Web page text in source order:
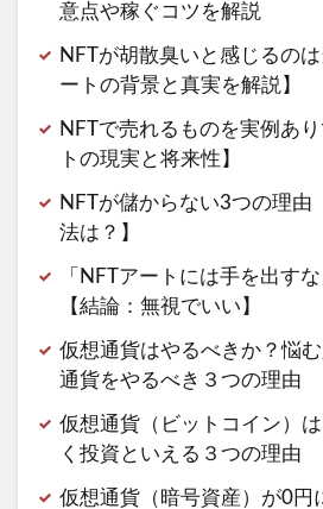
意点や稼ぐコツを解説
NFTが胡散臭いと感じるの
ートの背景と真実を解説】
NFTで売れるものを実例あ
トの現実と将来性】
NFTが儲からない3つの理由
法は？】
「NFTアートには手を出す
【結論：無視でいい】
仮想通貨はやるべきか？悩
通貨をやるべき３つの理由
仮想通貨（ビットコイン）
く投資といえる３つの理由
仮想通貨（暗号資産）が0円